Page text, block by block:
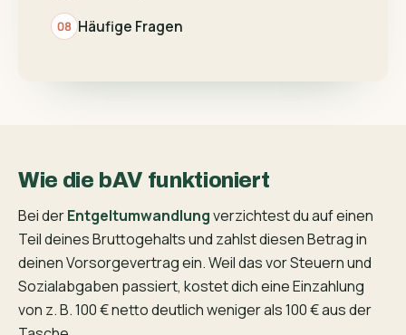
Häufige Fragen
Wie die bAV funktioniert
Bei derEntgeltumwandlungverzichtest du auf einen
Teil deines Bruttogehalts und zahlst diesen Betrag in
deinen Vorsorge­vertrag ein. Weil das vor Steuern und
Sozialabgaben passiert, kostet dich eine Einzahlung
von z. B. 100 € netto deutlich weniger als 100 € aus der